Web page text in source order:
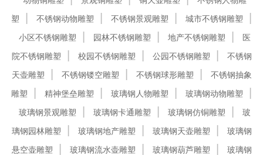
塑
不锈钢动物雕塑 不锈钢景观雕塑
城市不锈钢雕塑
小区不锈钢雕塑
园林不锈钢雕塑 地产不锈钢雕塑
医
院不锈钢雕塑
校园不锈钢雕塑 公园不锈钢雕塑
不锈钢
天壶雕塑
不锈钢镂空雕塑 不锈钢球形雕塑
不锈钢抽象
雕塑
精神堡垒雕塑 玻璃钢人物雕塑
玻璃钢动物雕塑
玻璃钢景观雕塑
玻璃钢卡通雕塑 玻璃钢仿铜雕塑
玻
璃钢园林雕塑
玻璃钢地产雕塑 玻璃钢天壶雕塑
玻璃钢
悬空壶雕塑
玻璃钢流水壶雕塑 玻璃钢葫芦雕塑
玻璃钢